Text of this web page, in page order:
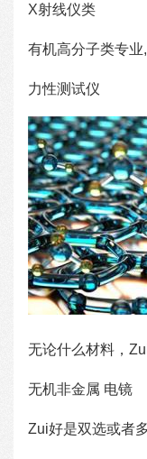
X射线仪类
有机高分子类专
力性测试仪
无论什么材料，
无机非金属 电镜
Zui好是双选或者